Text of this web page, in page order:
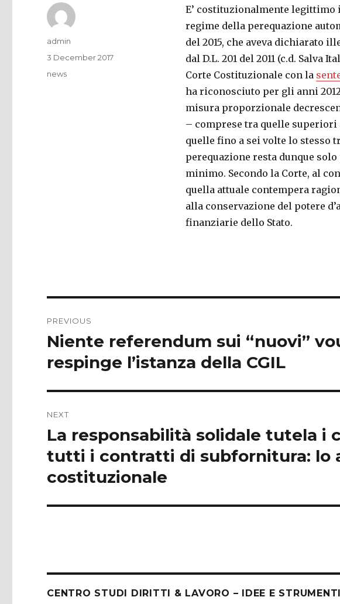
E’ costituzionalmente legittimo
regime della perequazione
del 2015, che aveva dichiarato
dal D.L. 201 del 2011 (c.d. Salva
Corte Costituzionale con la
ha riconosciuto per gli anni
misura proporzionale
– comprese tra quelle
quelle fino a sei volte lo stesso
perequazione resta dunque
minimo. Secondo la Corte, al
quella attuale contempera
alla conservazione del potere
finanziarie dello Stato.
Author
admin
Posted
3 December 2017
Categories
news
navigation
PREVIOUS
Previous
Niente referendum sui “nuovi”
respinge l’istanza della CGIL
NEXT
Next
post:
La responsabilità solidale tutela i
tutti i contratti di subfornitura: lo
costituzionale
CENTRO STUDI DIRITTI & LAVORO – IDEE E